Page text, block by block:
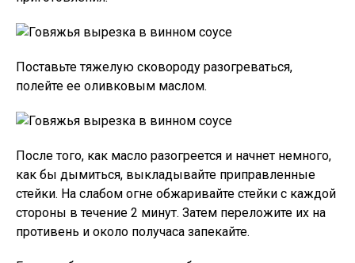
Поставьте тяжелую сковороду разогреваться,
полейте ее оливковым маслом.
После того, как масло разогреется и начнет немного,
как бы дымиться, выкладывайте приправленные
стейки. На слабом огне обжаривайте стейки с каждой
стороны в течение 2 минут. Затем переложите их на
противень и около получаса запекайте.